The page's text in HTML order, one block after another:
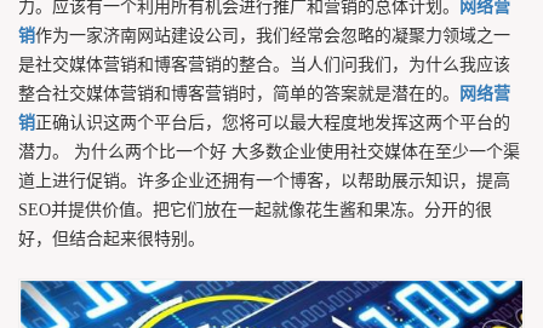
力。应该有一个利用所有机会进行推广和营销的总体计划。
网络营
销作为一家济南网站建设公司，我们经常会忽略的凝聚力领域之一
是社交媒体营销和博客营销的整合。当人们问我们，为什么我应该
整合社交媒体营销和博客营销时，简单的答案就是潜在的。
网络营
销正确认识这两个平台后，您将可以最大程度地发挥这两个平台的
潜力。 为什么两个比一个好 大多数企业使用社交媒体在至少一个渠
道上进行促销。许多企业还拥有一个博客，以帮助展示知识，提高
SEO并提供价值。把它们放在一起就像花生酱和果冻。分开的很
好，但结合起来很特别。